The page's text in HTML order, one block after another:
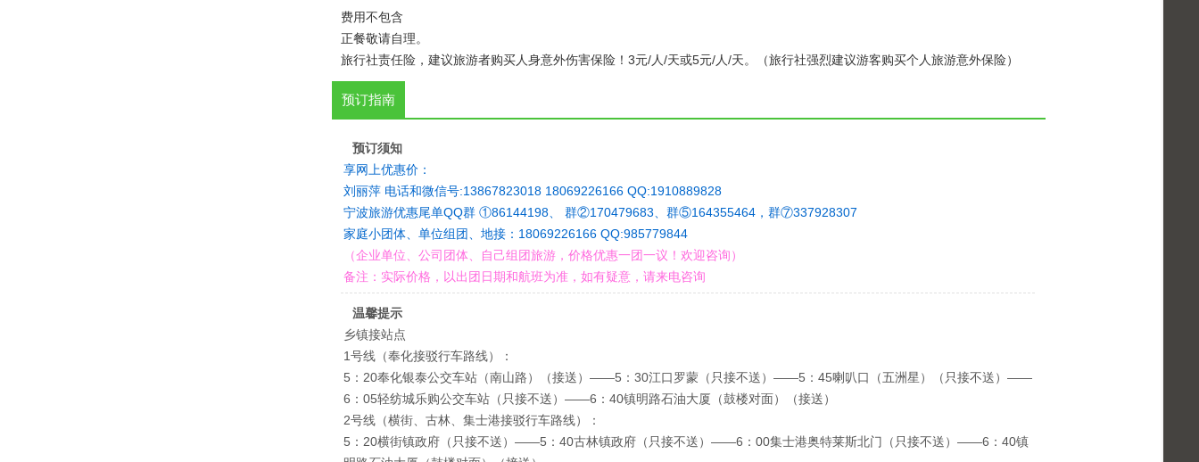
费用不包含
正餐敬请自理。
旅行社责任险，建议旅游者购买人身意外伤害保险！3元/人/天或5元/人/天。（旅行社强烈建议游客购买个人旅游意外保险）
预订指南
预订须知
享网上优惠价：
刘丽萍 电话和微信号:13867823018 18069226166 QQ:1910889828
宁波旅游优惠尾单QQ群 ①86144198、 群②170479683、群⑤164355464，群⑦337928307
家庭小团体、单位组团、地接：18069226166 QQ:985779844
（企业单位、公司团体、自己组团旅游，价格优惠一团一议！欢迎咨询）
备注：实际价格，以出团日期和航班为准，如有疑意，请来电咨询
温馨提示
乡镇接站点
1号线（奉化接驳行车路线）：
5：20奉化银泰公交车站（南山路）（接送）——5：30江口罗蒙（只接不送）——5：45喇叭口（五洲星）（只接不送）——
6：05轻纺城乐购公交车站（只接不送）——6：40镇明路石油大厦（鼓楼对面）（接送）
2号线（横街、古林、集士港接驳行车路线）：
5：20横街镇政府（只接不送）——5：40古林镇政府（只接不送）——6：00集士港奥特莱斯北门（只接不送）——6：40镇